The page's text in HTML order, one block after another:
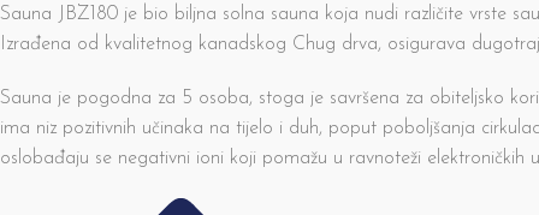
Sauna JBZ180 je bio biljna solna sauna koja nudi različite vrste
Izrađena od kvalitetnog kanadskog Chug drva, osigurava
Sauna je pogodna za 5 osoba, stoga je savršena za obiteljsko
ima niz pozitivnih učinaka na tijelo i duh, poput poboljšanja
oslobađaju se negativni ioni koji pomažu u ravnoteži elektroničkih